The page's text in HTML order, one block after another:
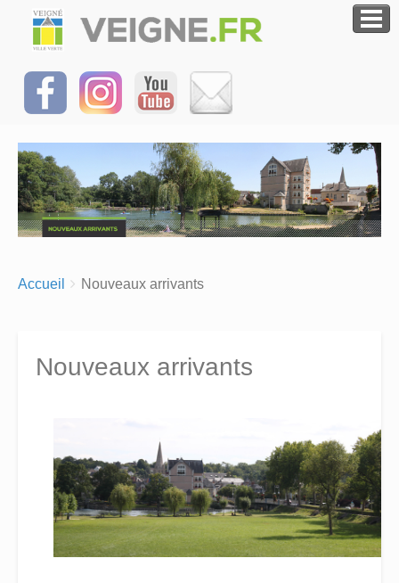
Breadcrumbs
You
Accueil Nouveaux arrivants
Nouveaux arrivants